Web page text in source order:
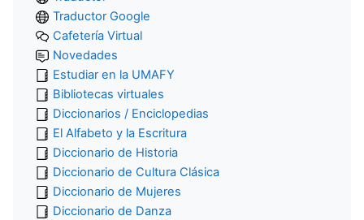
Traductor Google
Cafetería Virtual
Novedades
Estudiar en la UMAFY
Bibliotecas virtuales
Diccionarios / Enciclopedias
El Alfabeto y la Escritura
Diccionario de Historia
Diccionario de Cultura Clásica
Diccionario de Mujeres
Diccionario de Danza